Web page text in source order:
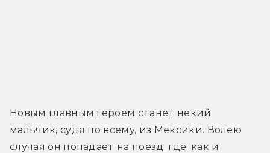
Новым главным героем станет некий
мальчик, судя по всему, из Мексики. Волею
случая он попадает на поезд, где, как и